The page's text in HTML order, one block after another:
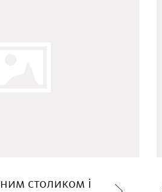
столиком і